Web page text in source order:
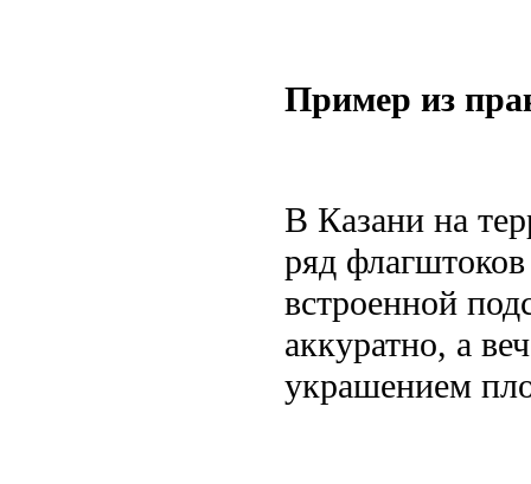
Пример из
В Казани на
ряд
встроенной
аккуратно, а
украшением